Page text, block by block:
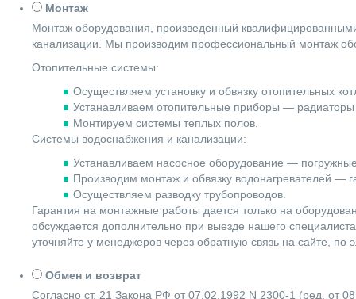
Монтаж
Монтаж оборудования, произведенный
канализации. Мы производим профессиональный монтаж
Отопительные системы:
Осуществляем установку и обвязку отопительных
Устанавливаем отопительные приборы —
Монтируем системы теплых полов.
Системы водоснабжения и канализации:
Устанавливаем насосное оборудование —
Производим монтаж и обвязку водонагревателей —
Осуществляем разводку трубопроводов.
Гарантия на монтажные работы дается только на
обсуждается дополнительно при выезде нашего
уточняйте у менеджеров через обратную связь на сайте,
Обмен и возврат
Согласно ст. 21 Закона РФ от 07.02.1992 N 2300-1 (ред. от